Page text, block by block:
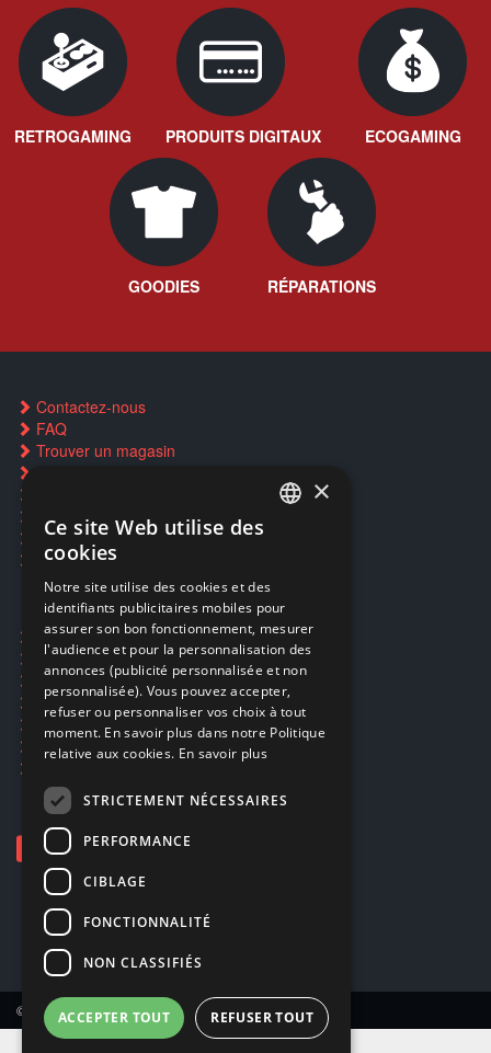
RETROGAMING PRODUITS DIGITAUX ECOGAMING
GOODIES RÉPARATIONS
Contactez-nous
FAQ
Trouver un magasin
Restauration CD griffés
Réparations & SAV
Smartpoints
Ecogaming
Expédition & retours
Confidentialité
Conditions générales
EA Sport UFC 6
Call of Duty: Modern Warfare 4
Rachat et revente de jeux en cash
© Copyright 2026 Smartoys SA – Tous droits réservés.
ENGLISH
×
Ce site Web utilise des
cookies
Notre site utilise des cookies et des
identifiants publicitaires mobiles pour
assurer son bon fonctionnement, mesurer
l'audience et pour la personnalisation des
annonces (publicité personnalisée et non
personnalisée). Vous pouvez accepter,
refuser ou personnaliser vos choix à tout
moment. En savoir plus dans notre Politique
relative aux cookies. En savoir plus
STRICTEMENT NÉCESSAIRES
PERFORMANCE
CIBLAGE
FONCTIONNALITÉ
NON CLASSIFIÉS
ACCEPTER TOUT REFUSER TOUT